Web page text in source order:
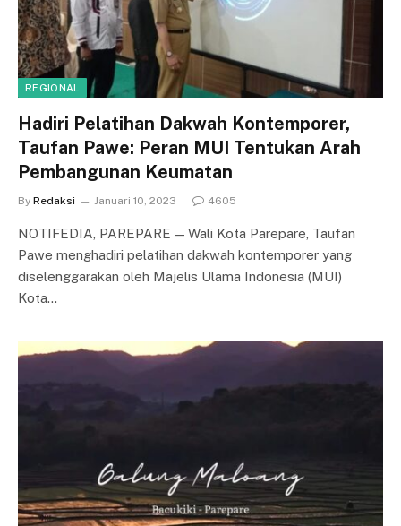
REGIONAL
Hadiri Pelatihan Dakwah Kontemporer,
Taufan Pawe: Peran MUI Tentukan Arah
Pembangunan Keumatan
By Redaksi Januari 10, 2023 4605
NOTIFEDIA, PAREPARE — Wali Kota Parepare, Taufan
Pawe menghadiri pelatihan dakwah kontemporer yang
diselenggarakan oleh Majelis Ulama Indonesia (MUI)
Kota…